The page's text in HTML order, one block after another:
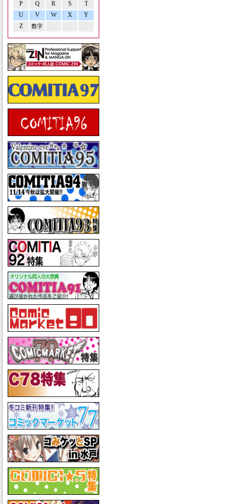
P Q R S
T
U
V W X
Y
Z
数字